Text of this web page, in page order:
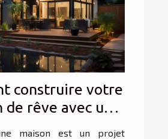
construire votre
de rêve avec un
maison est un projet